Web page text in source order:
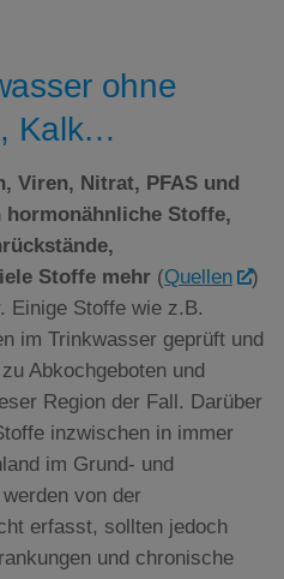
ohne
Kalk…
Viren, Nitrat, PFAS und
hormonähnliche Stoffe,
Stoffe mehr (Quellen
)
Einige Stoffe wie z.B.
im Trinkwasser geprüft und
Abkochgeboten und
Region der Fall. Darüber
inzwischen in immer
im Grund- und
von der
erfasst, sollten jedoch
und chronische